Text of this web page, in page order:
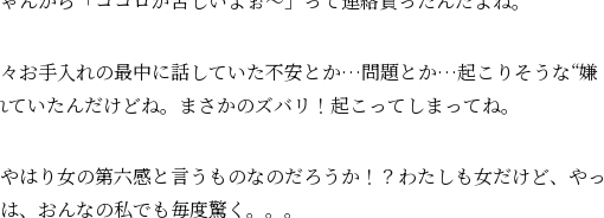
お手入れの最中に話していた不安とか…問題とか…起こりそうな“嫌
いたんだけどね。まさかのズバリ！起こってしまってね。
はり女の第六感と言うものなのだろうか！？わたしも女だけど、やっ
、おんなの私でも毎度驚く。。。